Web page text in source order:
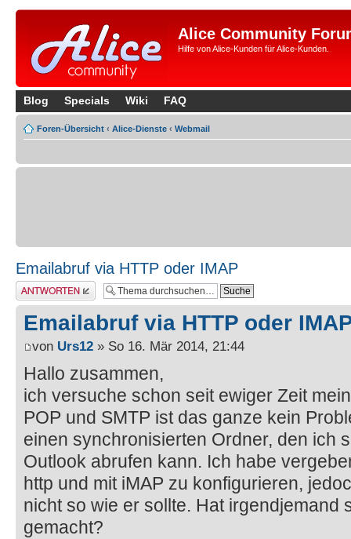
Alice Community
Hilfe von Alice-Kunden für Alice-Kunden.
Blog Specials Wiki FAQ
Foren-Übersicht ‹ Alice-Dienste ‹ Webmail
Emailabruf via HTTP oder IMAP
Antwort erstellen
Emailabruf via HTTP oder
von Urs12 » So 16. Mär 2014, 21:44
Hallo zusammen,
ich versuche schon seit ewiger Zeit
POP und SMTP ist das ganze kein
einen synchronisierten Ordner, den ich
Outlook abrufen kann. Ich habe
http und mit iMAP zu konfigurieren,
nicht so wie er sollte. Hat irgendjemand
gemacht?